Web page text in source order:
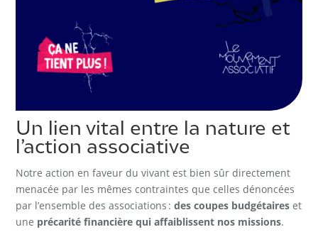
Un lien vital entre la nature et
l’action associative
Notre action en faveur du vivant est bien sûr directement
menacée par les mêmes contraintes que celles dénoncées
par l’ensemble des associations :des coupes budgétaireset
une précarité financière qui affaiblissent nos missions.